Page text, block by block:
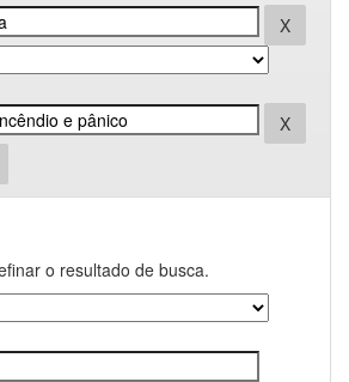
o resultado de busca.